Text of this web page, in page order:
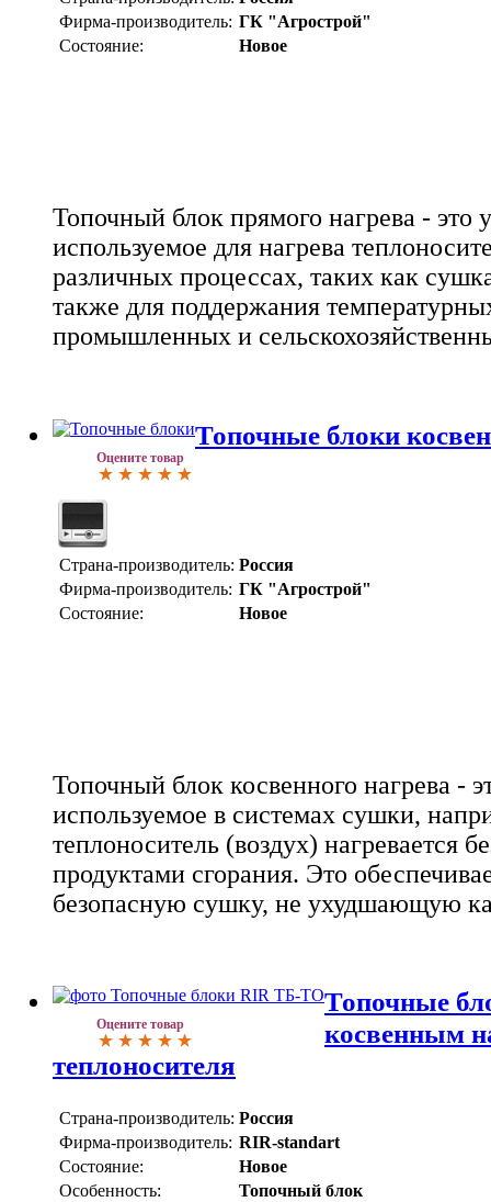
Фирма-производитель: ГК "Агрострой"
Состояние:
Новое
Топочный блок прямого нагрева - это
используемое для нагрева
различных процессах, таких как
также для поддержания
промышленных и
Оцените товар
Топочные блоки
Страна-производитель: Россия
Фирма-производитель: ГК "Агрострой"
Состояние:
Новое
Топочный блок косвенного нагрева -
используемое в системах сушки,
теплоноситель (воздух) нагревается
продуктами сгорания. Это
безопасную сушку, не ухудшающую
Оцените товар
Топочные
косвенным
теплоносителя
Страна-производитель: Россия
Фирма-производитель: RIR-standart
Состояние:
Новое
Особенность:
Топочный блок